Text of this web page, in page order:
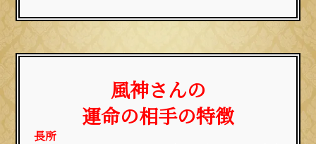
風神さんの
運命の相手の特徴
長所